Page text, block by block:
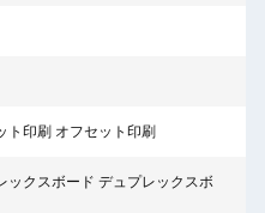
ト印刷 オフセット印刷
ックスボード デュプレックスボ